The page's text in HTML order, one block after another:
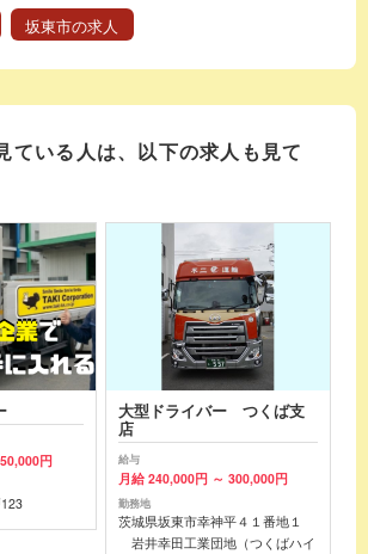
坂東市の求人
ている人は、以下の求人も見て
円
大型ドライバー つくば支
店
給与
月給 240,000円 ～ 300,000円
勤務地
茨城県坂東市幸神平４１番地１
岩井幸田工業団地（つくばハイ